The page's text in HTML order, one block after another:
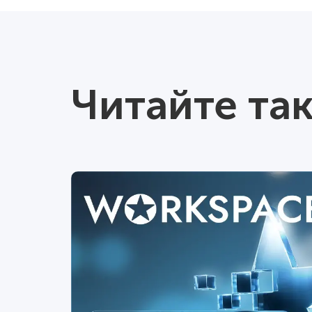
Читайте